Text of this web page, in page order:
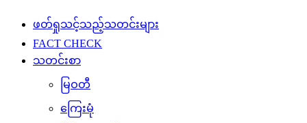
ဖတ်ရှုသင့်သည့်သတင်းများ
FACT CHECK
သတင်းစာ
မြဝတီ
ကြေးမုံ